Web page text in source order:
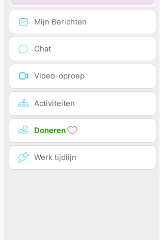
Mijn Berichten
Chat
Video-oproep
Activiteiten
Doneren
Werk tijdlijn